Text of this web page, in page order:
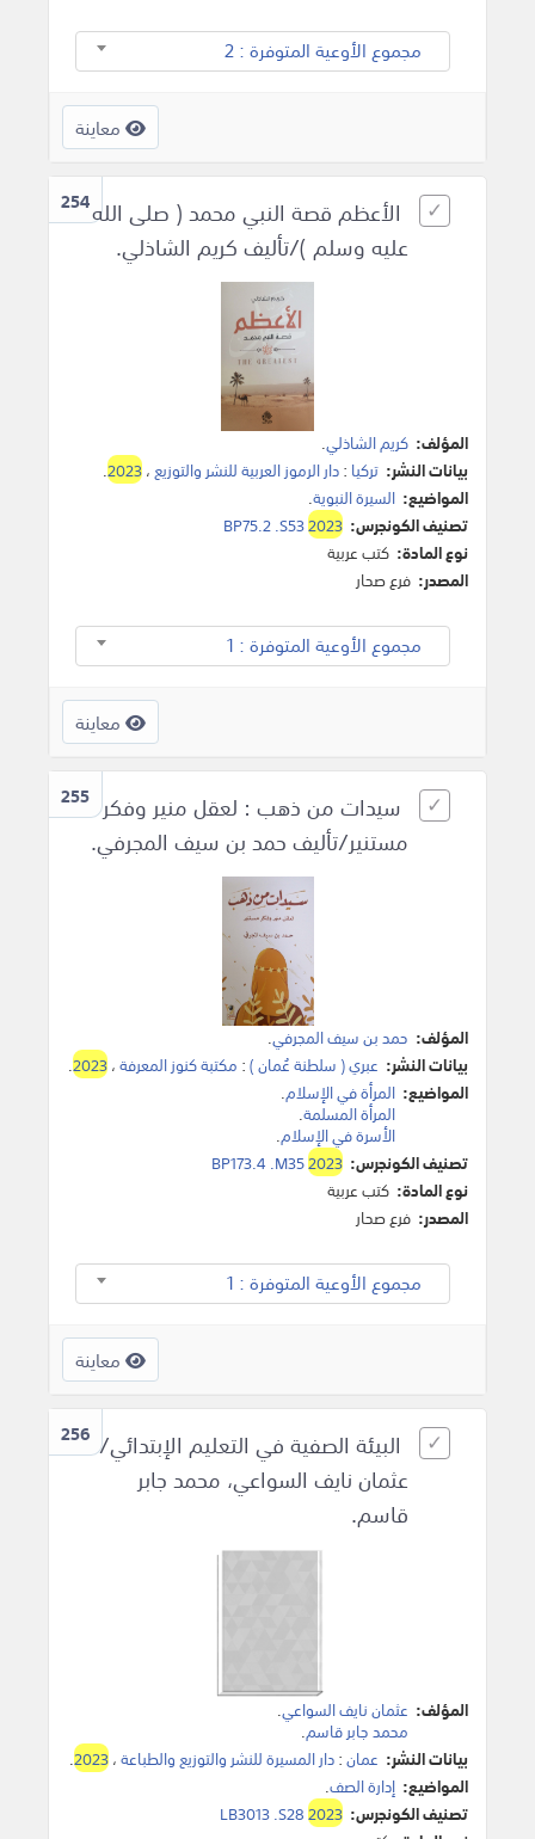
مجموع الأوعية المتوفرة : 2
معاينة
254الأعظم قصة النبي محمد ( صلى الله
عليه وسلم )/تأليف كريم الشاذلي.
المؤلف: كريم الشاذلي.
بيانات النشر: تركيا :دار الرموز العربية للنشر والتوزيع،2023
.
المواضيع: السيرة النبوية.
تصنيف الكونجرس:
BP75.2 .S532023
نوع المادة: كتب عربية
المصدر: فرع صحار
مجموع الأوعية المتوفرة : 1
معاينة
255 سيدات من ذهب : لعقل منير وفكر
مستنير/تأليف حمد بن سيف المجرفي.
المؤلف: حمد بن سيف المجرفي.
بيانات النشر: عبري ( سلطنة عُمان ): مكتبة كنوز المعرفة،2023
.
المواضيع: المرأة في الإسلام.
المرأة المسلمة.
الأسرة في الإسلام.
تصنيف الكونجرس:
BP173.4 .M352023
نوع المادة: كتب عربية
المصدر: فرع صحار
مجموع الأوعية المتوفرة : 1
معاينة
256 البيئة الصفية في التعليم الإبتدائي‎/
عثمان نايف السواعي، محمد جابر
قاسم.
المؤلف: عثمان نايف السواعي.
محمد جابر قاسم.
بيانات النشر: عمان:دار المسيرة للنشر والتوزيع والطباعة،2023
.
المواضيع: إدارة الصف‎.
تصنيف الكونجرس:
LB3013 .S282023